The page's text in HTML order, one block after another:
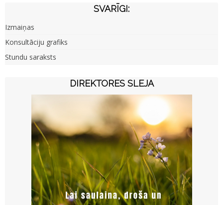
SVARĪGI:
Izmaiņas
Konsultāciju grafiks
Stundu saraksts
DIREKTORES SLEJA